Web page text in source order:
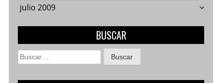
julio 2009
BUSCAR
Buscar: